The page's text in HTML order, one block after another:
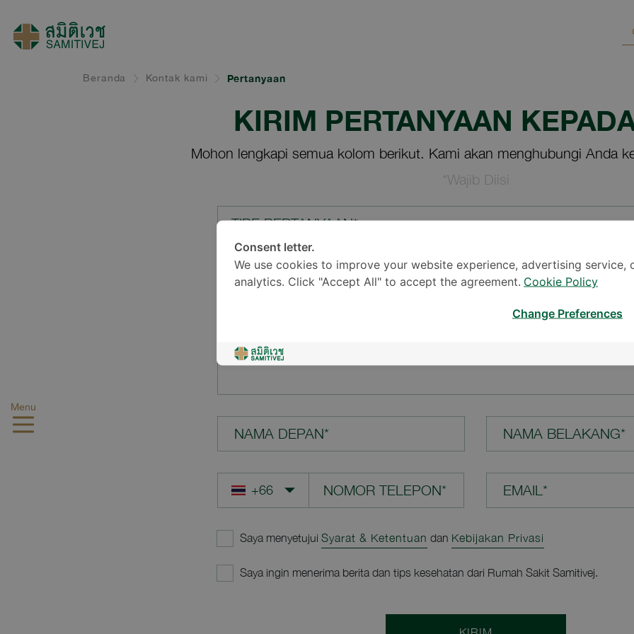
Menu
Beranda Kontak kami Pertanyaan
KIRIM PERTANYAAN
Mohon lengkapi semua kolom berikut. Kami akan menghubungi Anda
*Wajib Diisi
TIPE PERTANYAAN*
LOKASI*
NAMA DEPAN* NAMA BELAKANG*
EMAIL*
Saya menyetujui Syarat & Ketentuan dan Kebijakan Privasi
Saya ingin menerima berita dan tips kesehatan dari Rumah Sakit Samitivej.
Consent letter.
We use cookies to improve your website experience, advertising service,
analytics. Click "Accept All" to accept the agreement. Cookie Policy
Change Preferences